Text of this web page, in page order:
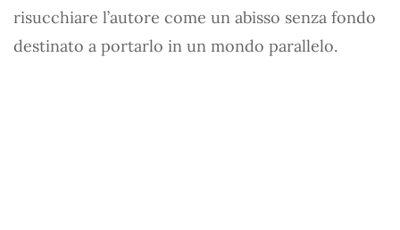
risucchiare l’autore come un abisso senza fondo
destinato a portarlo in un mondo parallelo.